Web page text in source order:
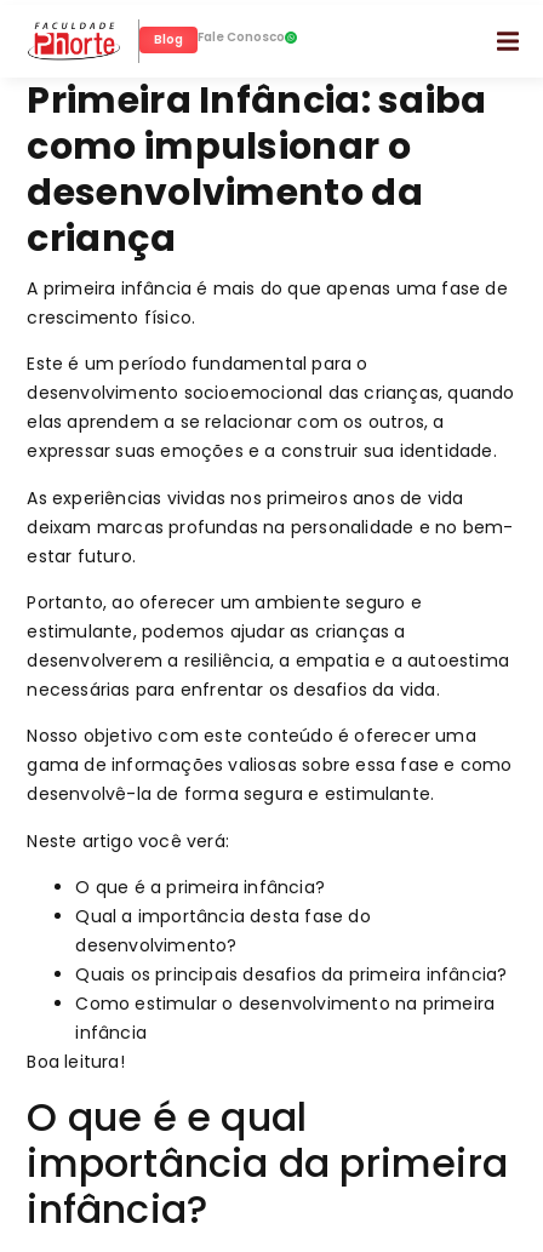
Blog Fale Conosco
Primeira Infância: saiba
como impulsionar o
desenvolvimento da
criança
A primeira infância é mais do que apenas uma fase de
crescimento físico.
Este é um período fundamental para o
desenvolvimento socioemocional das crianças, quando
elas aprendem a se relacionar com os outros, a
expressar suas emoções e a construir sua identidade.
As experiências vividas nos primeiros anos de vida
deixam marcas profundas na personalidade e no bem-
estar futuro.
Portanto, ao oferecer um ambiente seguro e
estimulante, podemos ajudar as crianças a
desenvolverem a resiliência, a empatia e a autoestima
necessárias para enfrentar os desafios da vida.
Nosso objetivo com este conteúdo é oferecer uma
gama de informações valiosas sobre essa fase e como
desenvolvê-la de forma segura e estimulante.
Neste artigo você verá:
O que é a primeira infância?
Qual a importância desta fase do
desenvolvimento?
Quais os principais desafios da primeira infância?
Como estimular o desenvolvimento na primeira
infância
Boa leitura!
O que é e qual
importância da primeira
infância?